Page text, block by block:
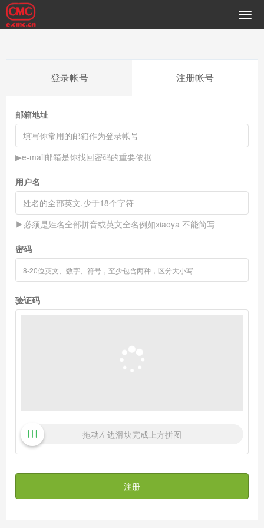
登录帐号 注册帐号
邮箱地址
▶e-mail邮箱是你找回密码的重要依据
用户名
▶必须是姓名全部拼音或英文全名例如xiaoya 不能简写
密码
验证码
拖动左边滑块完成上方拼图
注册